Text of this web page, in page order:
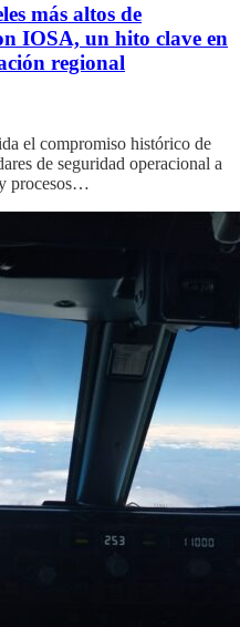
más altos de
IOSA, un hito clave en
regional
el compromiso histórico de
de seguridad operacional a
procesos…